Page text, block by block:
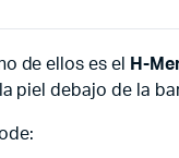
de ellos es el H-
piel debajo de la